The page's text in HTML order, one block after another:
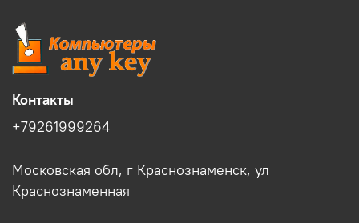
Контакты
+79261999264
Московская обл, г Краснознаменск, ул
Краснознаменная